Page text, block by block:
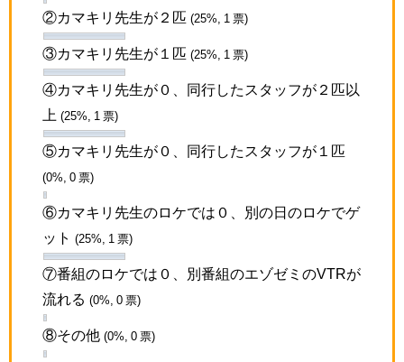
②カマキリ先生が２匹 (25%, 1 票)
③カマキリ先生が１匹 (25%, 1 票)
④カマキリ先生が０、同行したスタッフが２匹以
上 (25%, 1 票)
⑤カマキリ先生が０、同行したスタッフが１匹
(0%, 0 票)
⑥カマキリ先生のロケでは０、別の日のロケでゲ
ット
(25%, 1 票)
⑦番組のロケでは０、別番組のエゾゼミのVTRが
流れる (0%, 0 票)
⑧その他 (0%, 0 票)